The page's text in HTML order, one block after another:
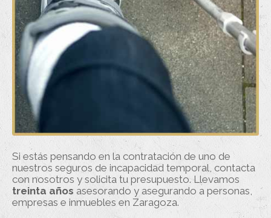
Si estás pensando en la contratación de uno de
nuestros seguros de incapacidad temporal, contacta
con nosotros y solicita tu presupuesto. Llevamos
treinta años asesorando y asegurando a personas,
empresas e inmuebles en Zaragoza.